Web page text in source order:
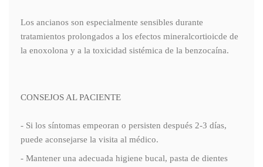
Los ancianos son especialmente sensibles durante
tratamientos prolongados a los efectos mineralcortioicde de
la enoxolona y a la toxicidad sistémica de la benzocaína.
CONSEJOS AL PACIENTE
- Si los síntomas empeoran o persisten después 2-3 días,
puede aconsejarse la visita al médico.
- Mantener una adecuada higiene bucal, pasta de dientes